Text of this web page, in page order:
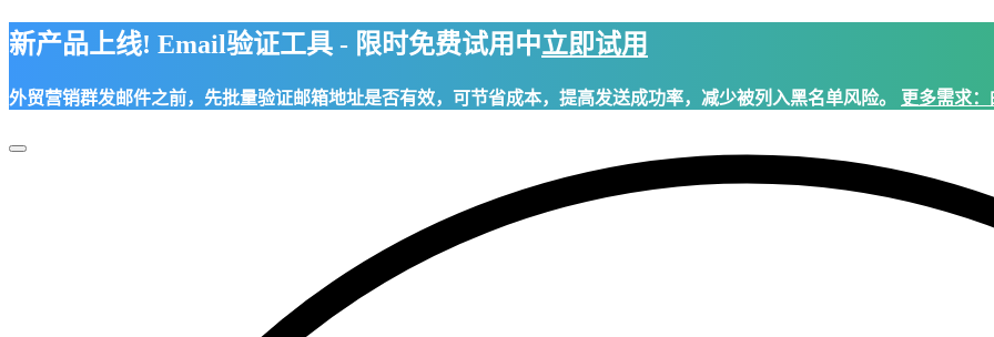
新产品上线! Email验证工具 - 限时免费试用中立即试用
外贸营销群发邮件之前，先批量验证邮箱地址是否有效，可节省成本，提高发送成功率，减少被列入黑名单风险。 更多需求
Toggle